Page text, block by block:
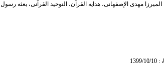
مهدی الإصفهانی، هدایه القرآن، التوحید القرآنی، بعثه رسول الله،